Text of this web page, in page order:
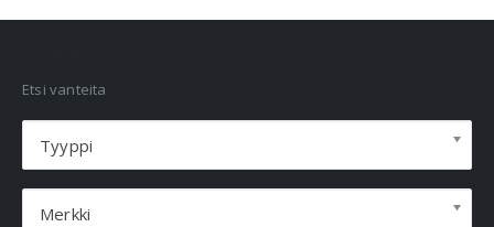
Etsi vanteita
Tyyppi
Merkki